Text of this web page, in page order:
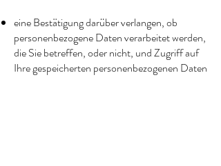
eine Bestätigung darüber verlangen, ob
personenbezogene Daten verarbeitet werden,
die Sie betreffen, oder nicht, und Zugriff auf
Ihre gespeicherten personenbezogenen Daten